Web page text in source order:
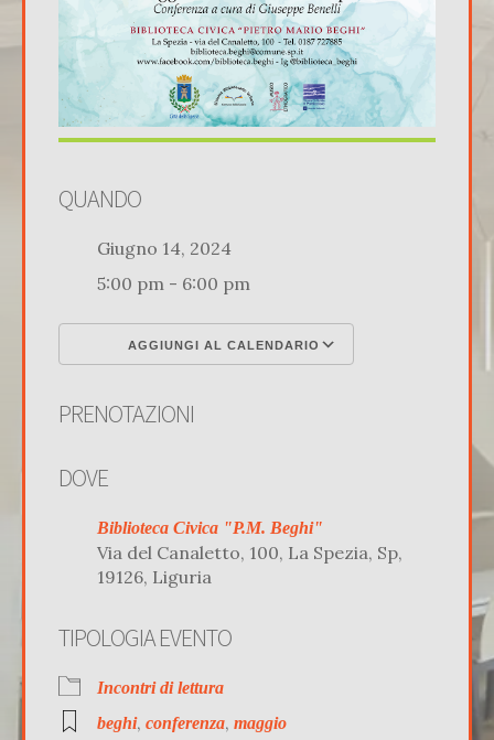
QUANDO
Giugno 14, 2024
5:00 pm - 6:00 pm
AGGIUNGI AL CALENDARIO
PRENOTAZIONI
DOVE
Biblioteca Civica "P.M. Beghi"
Via del Canaletto, 100, La Spezia, Sp,
19126, Liguria
TIPOLOGIA EVENTO
Incontri di lettura
beghi, conferenza, maggio